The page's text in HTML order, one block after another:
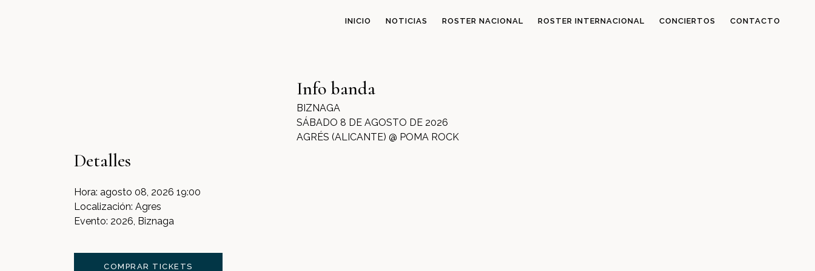
INICIO NOTICIAS ROSTER NACIONAL ROSTER INTERNACIONAL CONCIERTOS CONTACTO
Detalles
Hora: agosto 08, 2026 19:00
Localización: Agres
Evento: 2026, Biznaga
COMPRAR TICKETS
Info banda
BIZNAGA
SÁBADO 8 DE AGOSTO DE 2026
AGRÉS (ALICANTE) @ POMA ROCK